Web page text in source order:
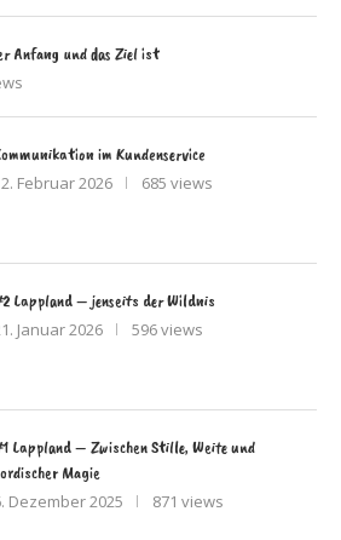
Anfang und das Ziel ist
im Kundenservice
Februar 2026 685 views
Lappland – jenseits der Wildnis
Januar 2026 596 views
Lappland – Zwischen Stille, Weite und
Magie
Dezember 2025 871 views